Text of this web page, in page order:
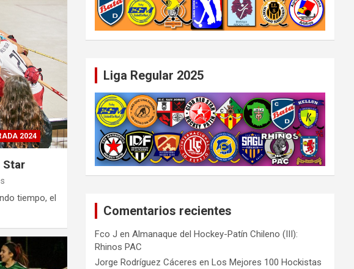
2024
Star
tiempo, el
Liga Regular 2025
Comentarios recientes
Fco J enAlmanaque del Hockey-Patín Chileno (III):
Rhinos PAC
Jorge Rodríguez Cáceres enLos Mejores 100 Hockistas